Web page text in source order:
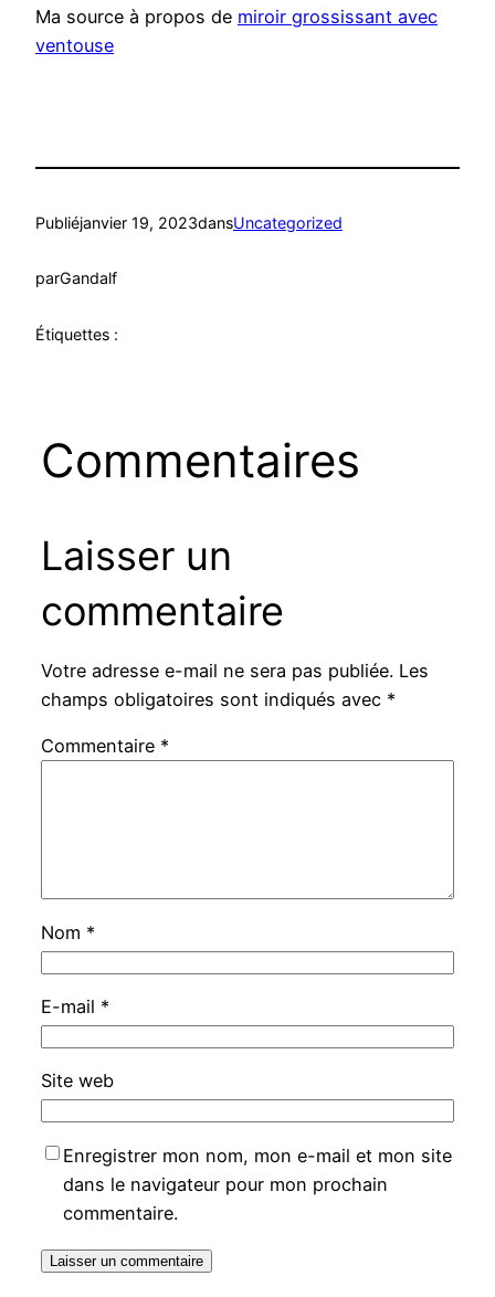
Ma source à propos de miroir grossissant avec
ventouse
Publiéjanvier 19, 2023dansUncategorized
parGandalf
Étiquettes :
Commentaires
Laisser un
commentaire
Votre adresse e-mail ne sera pas publiée. Les
champs obligatoires sont indiqués avec *
Commentaire *
Nom *
E-mail *
Site web
Enregistrer mon nom, mon e-mail et mon site
dans le navigateur pour mon prochain
commentaire.